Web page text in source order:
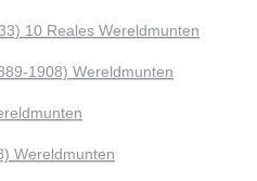
10 Reales Wereldmunten
1908) Wereldmunten
Wereldmunten